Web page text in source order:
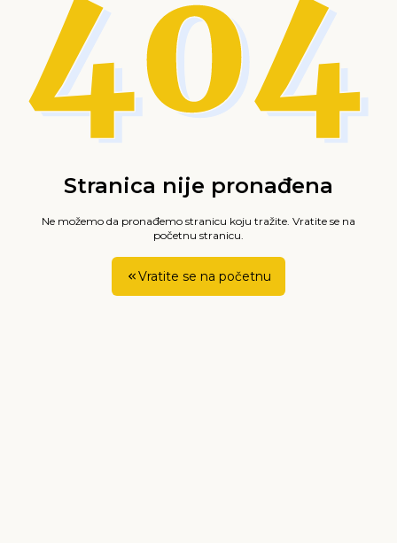
Stranica nije pronađena
Ne možemo da pronađemo stranicu koju tražite. Vratite se na
početnu stranicu.
Vratite se na početnu